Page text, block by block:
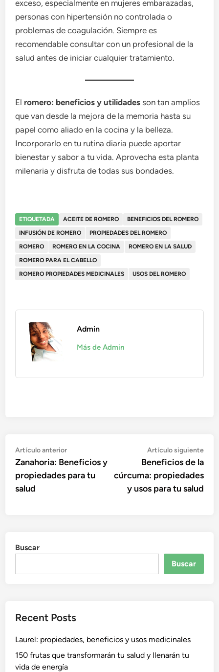
exceso, especialmente en mujeres embarazadas,
personas con hipertensión no controlada o
problemas de coagulación. Siempre es
recomendable consultar con un profesional de la
salud antes de iniciar cualquier tratamiento.
El romero: beneficios y utilidades son tan amplios
que van desde la mejora de la memoria hasta su
papel como aliado en la cocina y la belleza.
Incorporarlo en tu rutina diaria puede aportar
bienestar y sabor a tu vida. Aprovecha esta planta
milenaria y disfruta de todas sus bondades.
ETIQUETADA ACEITE DE ROMERO
BENEFICIOS DEL ROMERO
INFUSIÓN DE ROMERO
PROPIEDADES DEL ROMERO
ROMERO
ROMERO EN LA COCINA
ROMERO EN LA SALUD
ROMERO PARA EL CABELLO
ROMERO PROPIEDADES MEDICINALES
USOS DEL ROMERO
Admin
Más de Admin
Navegación
de
entradas
Artículo anteriorArtículo
anterior:
Zanahoria: Beneficios y
propiedades para tu
salud
Artículo siguiente
Beneficios de la
cúrcuma: propiedades
y usos para tu salud
Buscar
Buscar
Recent Posts
Laurel: propiedades, beneficios y usos medicinales
150 frutas que transformarán tu salud y llenarán tu
vida de energía